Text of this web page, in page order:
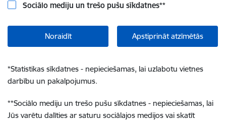
Sociālo mediju un trešo pušu sīkdatnes**
Noraidīt Apstiprināt atzīmētās
*Statistikas sīkdatnes - nepieciešamas, lai uzlabotu vietnes
darbību un pakalpojumus.
**Sociālo mediju un trešo pušu sīkdatnes - nepieciešamas, lai
Jūs varētu dalīties ar saturu sociālajos medijos vai skatīt